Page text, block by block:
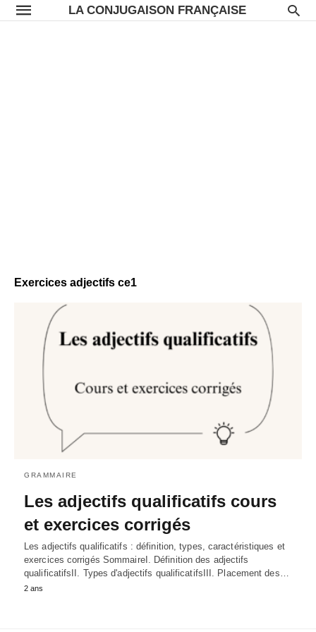
LA CONJUGAISON FRANÇAISE
Exercices adjectifs ce1
GRAMMAIRE
Les adjectifs qualificatifs cours
et exercices corrigés
Les adjectifs qualificatifs : définition, types, caractéristiques et
exercices corrigés SommaireI. Définition des adjectifs
qualificatifsII. Types d'adjectifs qualificatifsIII. Placement des…
2 ans